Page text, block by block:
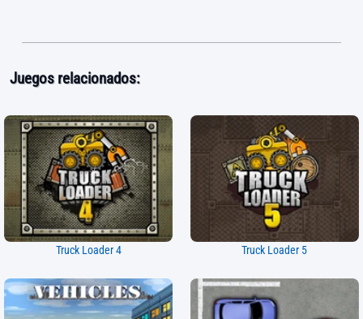
Juegos relacionados:
Truck Loader 4 Truck Loader 5